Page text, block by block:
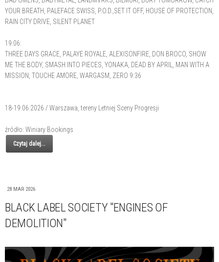
YOUR BREATH, PALEFACE SWISS, P.O.D.,SET IT OFF, HOUSE OF PROTECTION,
RAIN CITY DRIVE, SILENT PLANET
19.06:
THREE DAYS GRACE, PALAYE ROYALE, ALEXISONFIRE, DON BROCO, SHOW
ME THE BODY, SMASH INTO PIECES, YONAKA, DEAD BY APRIL, MAN WITH A
MISSION, TOUCHE AMORE, WARGASM, ZERO 9:36
18-19.06.2026 / Warszawa, tereny Letniej Sceny Progresji
źródło: Winiary Bookings
Czytaj dalej...
28 MAR 2026
BLACK LABEL SOCIETY "ENGINES OF
DEMOLITION"